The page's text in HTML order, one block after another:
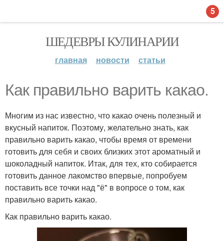
ШЕДЕВРЫ КУЛИНАРИИ
главная новости статьи
Как правильно варить какао.
Многим из нас известно, что какао очень полезный и
вкусный напиток. Поэтому, желательно знать, как
правильно варить какао, чтобы время от времени
готовить для себя и своих близких этот ароматный и
шоколадный напиток. Итак, для тех, кто собирается
готовить данное лакомство впервые, попробуем
поставить все точки над "ё" в вопросе о том, как
правильно варить какао.
Как правильно варить какао.
5